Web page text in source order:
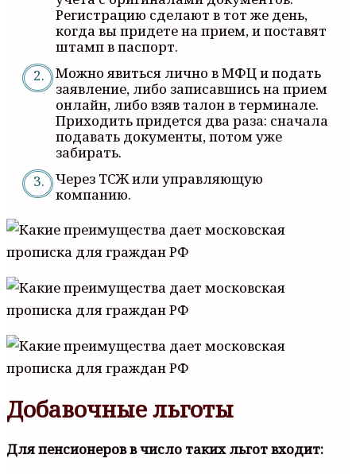
Регистрацию сделают в тот же день,
когда вы придете на прием, и поставят
штамп в паспорт.
Можно явиться лично в МФЦ и подать
заявление, либо записавшись на прием
онлайн, либо взяв талон в терминале.
Приходить придется два раза: сначала
подавать документы, потом уже
забирать.
Через ТСЖ или управляющую
компанию.
Добавочные льготы
Для пенсионеров в число таких льгот входит: